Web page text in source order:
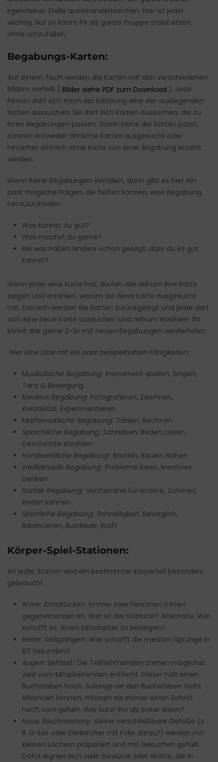
irgendeiner Stelle auseinanderbrechen. Hier ist jeder
wichtig. Nur so könnt ihr als ganze Gruppe stabil sitzen,
ohne umzufallen.
Begabungs-Karten:
Auf einem Tisch werden die Karten mit den verschiedenen
Bildern verteilt ( Bilder siehe PDF zum Download ). Jede
Person darf sich nach der Erklärung eine der ausliegenden
Karten aussuchen. Sie darf sich Karten aussuchen, die zu
ihren Begabungen passen. Wenn keine der Karten passt,
können entweder ähnliche Karten ausgesucht oder
hinterher einfach ohne Karte von einer Begabung erzählt
werden.
Wenn keine Begabungen einfallen, dann gibt es hier ein
paar mögliche Fragen, die helfen können, eine Begabung
herauszufinden:
Was kannst du gut?
Was machst du gerne?
Bei was haben andere schon gesagt, dass du es gut
kannst?
Wenn jeder eine Karte hat, dürfen alle reihum ihre Karte
zeigen und erzählen, warum sie diese Karte ausgesucht
hat. Danach werden die Karten zurückgelegt und jeder darf
sich eine neue Karte aussuchen und reihum erzählen. Ihr
könnt das gerne 2-3x mit neuen Begabungen wiederholen.
Hier eine Liste mit ein paar beispielhaften Fähigkeiten:
Musikalische Begabung: Instrument spielen, Singen,
Tanz & Bewegung
Kreative Begabung: Fotografieren, Zeichnen,
Kreativität, Experimentieren
Mathematische Begabung: Zählen, Rechnen
Sprachliche Begabung: Schreiben, Reden, Lesen,
Geschichte erzählen
Handwerkliche Begabung: Basteln, Bauen, Nähen
Intellektuelle Begabung: Probleme lösen, kreatives
Denken
Soziale Begabung: Verständnis für andere, Zuhören,
Reden können
Sportliche Begabung: Schnelligkeit, Beweglich,
Balancieren, Ausdauer, Kraft
Körper-Spiel-Stationen:
An jeder Station wird ein bestimmter Körperteil besonders
gebraucht.
Arme: Armdrücken : Immer zwei Personen treten
gegeneinander an. Wer ist der Stärkste? Alternativ: Wer
schafft es, einen Mitarbeiter zu besiegen?
Beine: Seilspringen : Wer schafft die meisten Sprünge in
60 Sekunden?
Augen: Sehtest: Die Teilnehmenden stehen möglichst
weit vom Mitarbeitenden entfernt. Dieser hält einen
Buchstaben hoch. Solange sie den Buchstaben nicht
erkennen können, müssen sie immer einen Schritt
nach vorn gehen. Wer kann ihn als Erster lesen?
Nase: Riechmemory : Kleine verschließbare Gefäße (z.
B. Ü-Eier oder Eierbecher mit Folie darauf) werden mit
kleinen Löchern präpariert und mit Gerüchen gefüllt.
Dafür eignen sich viele Gewürze oder Watte, die in